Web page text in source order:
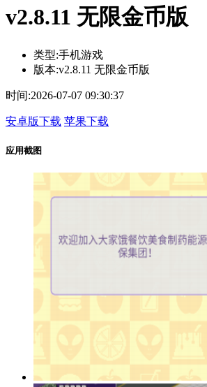
v2.8.11 无限金币版
类型:手机游戏
版本:v2.8.11 无限金币版
时间:2026-07-07 09:30:37
安卓版下载 苹果下载
应用截图